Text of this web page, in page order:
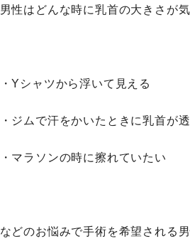
男性はどんな時に乳首の大きさが
・Yシャツから浮いて見える
・ジムで汗をかいたときに乳首が
・マラソンの時に擦れていたい
などのお悩みで手術を希望される